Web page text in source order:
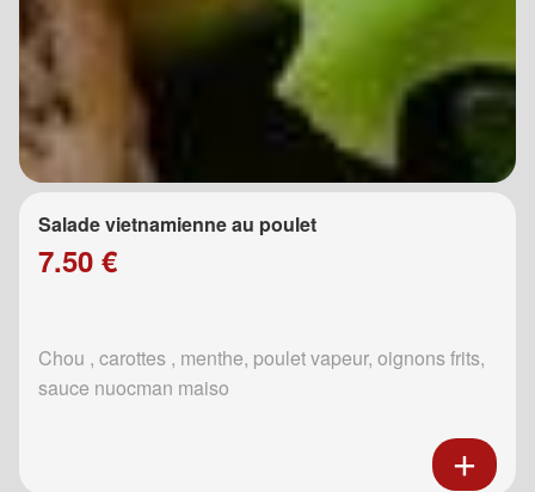
Salade vietnamienne au poulet
7.50 €
Chou , carottes , menthe, poulet vapeur, oignons frits,
sauce nuocman maiso